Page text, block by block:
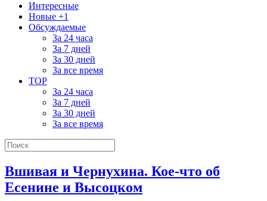
Интересные
Новые +1
Обсуждаемые
За 24 часа
За 7 дней
За 30 дней
За все время
TOP
За 24 часа
За 7 дней
За 30 дней
За все время
Вшивая и Чернухина. Кое-что об
Есенине и Высоцком